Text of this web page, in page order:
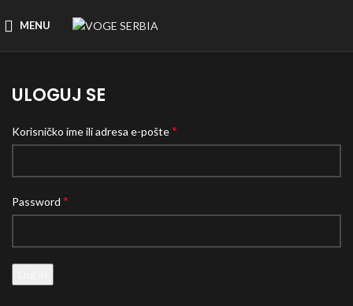
MENU
ULOGUJ SE
Korisničko ime ili adresa e-pošte*
Password *